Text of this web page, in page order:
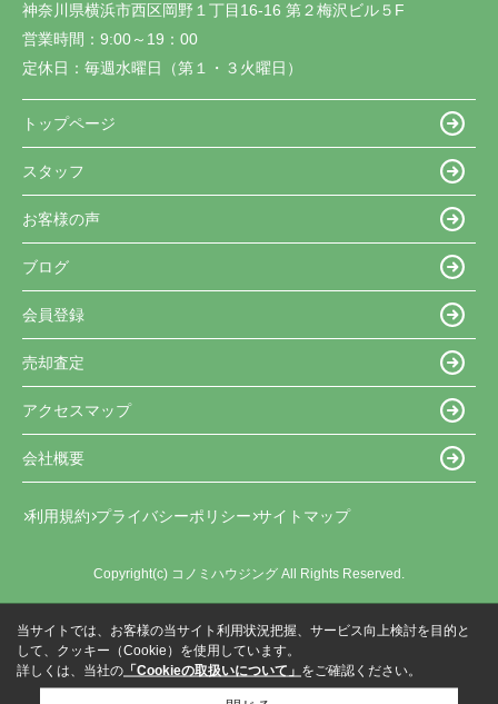
神奈川県横浜市西区岡野１丁目16-16 第２梅沢ビル５F
営業時間： 9:00～19：00
定休日： 毎週水曜日（第１・３火曜日）
トップページ
スタッフ
お客様の声
ブログ
会員登録
売却査定
アクセスマップ
会社概要
利用規約 プライバシーポリシー サイトマップ
Copyright(c) コノミハウジング All Rights Reserved.
当サイトでは、お客様の当サイト利用状況把握、サービス向上検討を目的と
して、クッキー（Cookie）を使用しています。
詳しくは、当社の 「Cookieの取扱いについて」 をご確認ください。